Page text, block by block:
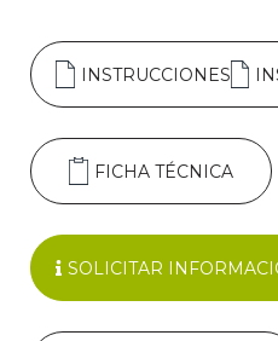
INSTRUCCIONES
FICHA TÉCNICA
SOLICITAR